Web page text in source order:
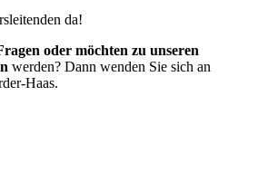
da!
oder möchten zu unseren
werden? Dann wenden Sie sich an
Haas.